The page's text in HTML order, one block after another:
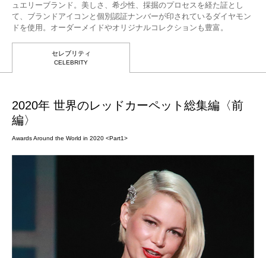
ュエリーブランド。美しさ、希少性、採掘のプロセスを経た証とし
て、ブランドアイコンと個別認証ナンバーが印されているダイヤモン
ドを使用。オーダーメイドやオリジナルコレクションも豊富。
セレブリティ
CELEBRITY
2020年 世界のレッドカーペット総集編〈前
編〉
Awards Around the World in 2020 <Part1>